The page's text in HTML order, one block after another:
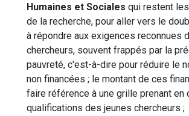
Humaines et Sociales qui restent
de la recherche, pour aller vers le
à répondre aux exigences reconnues
chercheurs, souvent frappés par la
pauvreté, c'est-à-dire pour réduire le
non financées ; le montant de ces
faire référence à une grille prenant en
qualifications des jeunes chercheurs ;